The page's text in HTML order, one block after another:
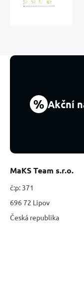
% Akční
MaKS Team s.r.o.
č:p: 371
696 72 Lipov
Česká republika